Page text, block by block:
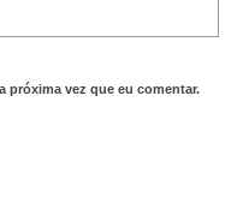
próxima vez que eu comentar.